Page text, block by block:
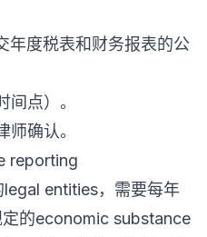
年度税表和财务报表的公
点）。
确认。
reporting
entities，需要每年
的economic substance